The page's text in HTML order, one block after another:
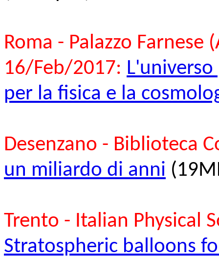
Roma - Palazzo Farnese
16/Feb/2017:
per la fisica e la
Desenzano - Biblioteca
un miliardo di anni
Trento - Italian Physical
Stratospheric balloons